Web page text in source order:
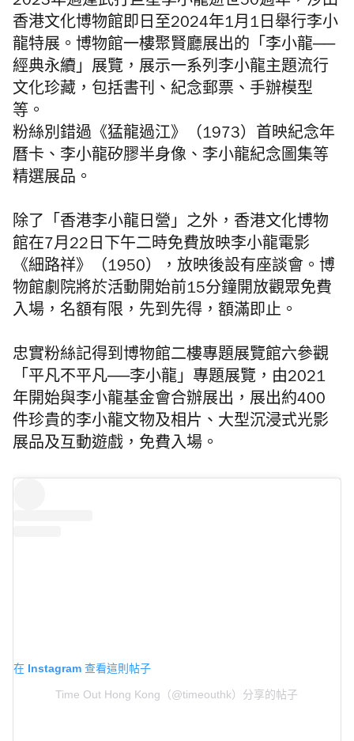
香港文化博物館即日至2024年1月1日舉行李小
龍特展。博物館一樓聚賢廳展出的「李小龍──
經典永續」展覽，展示一系列李小龍主題流行
文化珍藏，包括書刊、紀念郵票、手辦模型
等。
粉絲別錯過《猛龍過江》（1973）首映紀念年
曆卡、李小龍矽膠半身像、李小龍紀念圖集等
精選展品。
除了「香港李小龍日營」之外，香港文化博物
館在7月22日下午二時免費放映李小龍電影
《細路祥》（1950），放映後設有座談會。博
物館劇院將於活動開始前15分鐘開放觀眾免費
入場，名額有限，先到先得，額滿即止。
忠實粉絲記得到博物館二樓專題展覽館六參觀
「平凡不平凡──李小龍」專題展覽，由2021
年開始與李小龍基金會合辦展出，展出約400
件珍貴的李小龍文物及相片、大型沉浸式光影
展品及互動遊戲，免費入場。
在 Instagram 查看這則帖子
Time Out Hong Kong（@timeouthk）分享的帖子